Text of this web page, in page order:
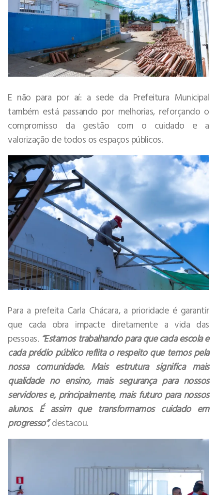
E não para por aí: a sede da Prefeitura Municipal
também está passando por melhorias, reforçando o
compromisso da gestão com o cuidado e a
valorização de todos os espaços públicos.
Para a prefeita Carla Chácara, a prioridade é garantir
que cada obra impacte diretamente a vida das
pessoas. “Estamos trabalhando para que cada escola e
cada prédio público reflita o respeito que temos pela
nossa comunidade. Mais estrutura significa mais
qualidade no ensino, mais segurança para nossos
servidores e, principalmente, mais futuro para nossos
alunos. É assim que transformamos cuidado em
progresso”, destacou.